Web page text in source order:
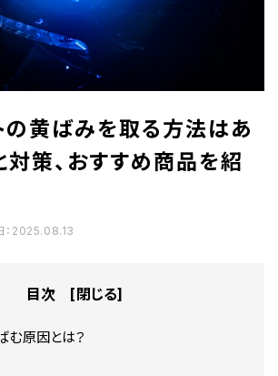
の黄ばみを取る方法はあ
策、おすすめ商品を紹
2025.08.13
目次 [閉じる]
む原因とは？